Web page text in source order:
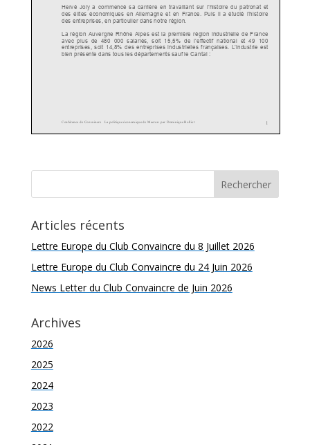
Articles récents
Lettre Europe du Club Convaincre du 8 Juillet 2026
Lettre Europe du Club Convaincre du 24 Juin 2026
News Letter du Club Convaincre de Juin 2026
Archives
2026
2025
2024
2023
2022